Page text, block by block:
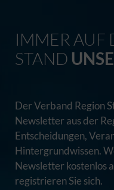
IMMER AUF
STAND
Der Verband Region
Newsletter aus der
Entscheidungen,
Hintergrundwissen.
Newsletter kostenlos
registrieren Sie sich.